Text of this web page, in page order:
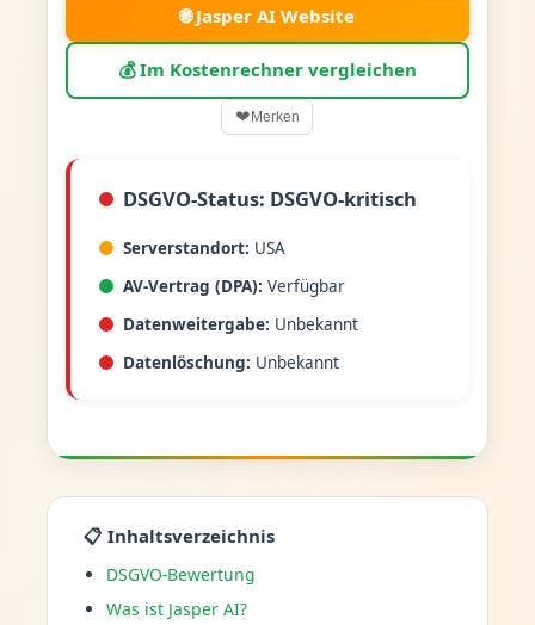
🌐 Jasper AI Website
💰 Im Kostenrechner vergleichen
❤Merken
DSGVO-Status: DSGVO-kritisch
Serverstandort: USA
AV-Vertrag (DPA): Verfügbar
Datenweitergabe: Unbekannt
Datenlöschung: Unbekannt
📋 Inhaltsverzeichnis
DSGVO-Bewertung
Was ist Jasper AI?